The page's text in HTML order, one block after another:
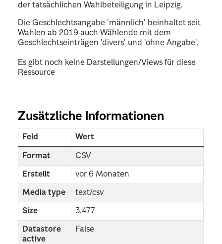
der tatsächlichen Wahlbeteiligung in Leipzig.
Die Geschlechtsangabe 'männlich' beinhaltet seit
Wahlen ab 2019 auch Wählende mit dem
Geschlechtseinträgen 'divers' und 'ohne Angabe'.
Es gibt noch keine Darstellungen/Views für diese
Ressource
Zusätzliche Informationen
Feld Wert
Format CSV
Erstellt vor 6 Monaten
Media type text/csv
Size 3.477
Datastore
active
False